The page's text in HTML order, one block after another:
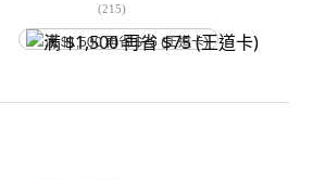
(215)
满 $1,500 再省 $75 (王道卡)